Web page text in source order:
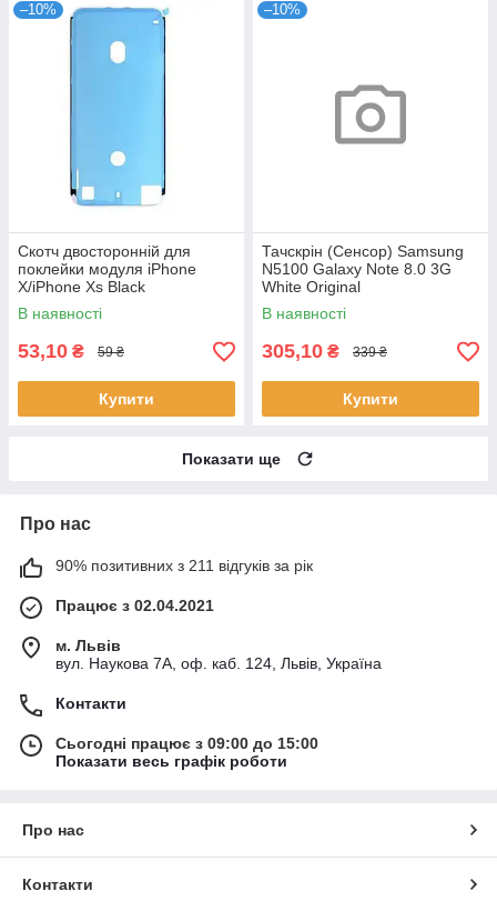
–10%
Скотч двосторонній для
поклейки модуля iPhone
X/iPhone Xs Black
В наявності
53,10 ₴ 59 ₴
Купити
–10%
Тачскрін (Сенсор) Samsung
N5100 Galaxy Note 8.0 3G
White Original
В наявності
305,10 ₴ 339 ₴
Купити
Показати ще
Про нас
90% позитивних з 211 відгуків за рік
Працює з 02.04.2021
м. Львів
вул. Наукова 7А, оф. каб. 124, Львів, Україна
Контакти
Сьогодні працює з 09:00 до 15:00
Показати весь графік роботи
Про нас
Контакти